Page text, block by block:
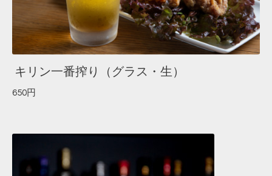
キリン一番搾り（グラス・生）
650円